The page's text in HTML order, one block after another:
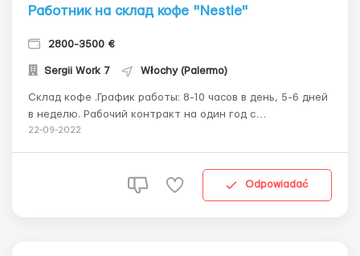
Работник на склад кофе "Nestle"
2800-3500 €
Sergii Work 7 Włochy (Palermo)
Склад кофе .График работы: 8-10 часов в день, 5-6 дней
в неделю. Рабочий контракт на один год с
возможностью продления. Работа подходит для мужчин,
Требования: – возр...
22-09-2022
Odpowiadać